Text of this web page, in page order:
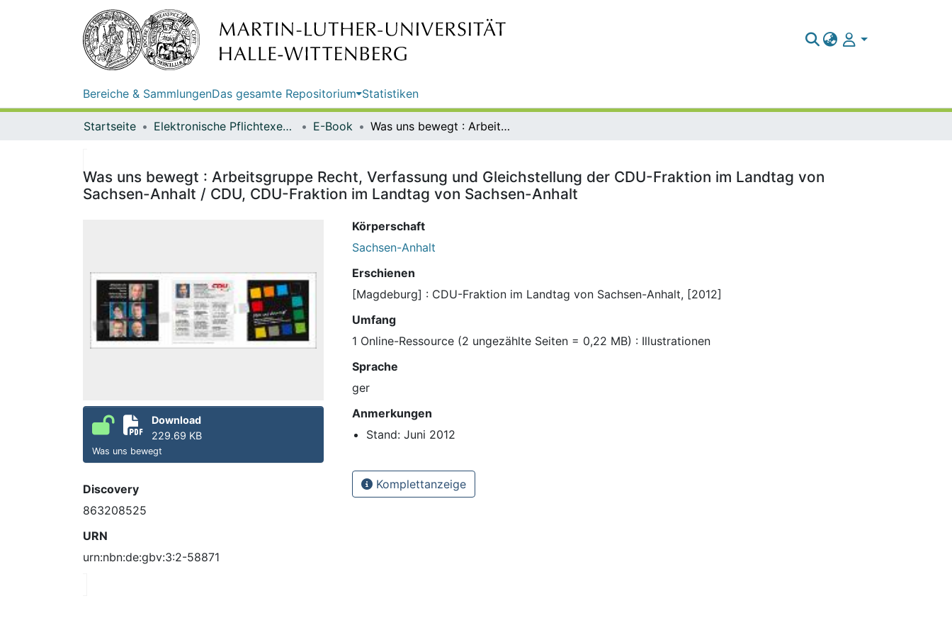
Bereiche & SammlungenDas gesamte Repositorium Statistiken
Startseite Elektronische Pflichtexemplare E-Book Was uns bewegt : Arbeitsgruppe Recht, Verfassung und Gleichstellung der CDU-Fraktion im Landtag von Sachsen-Anhalt / CDU, CDU-Fraktion im Landtag von Sachsen-Anhalt
Was uns bewegt : Arbeitsgruppe Recht, Verfassung und Gleichstellung der CDU-Fraktion im Landtag von
Sachsen-Anhalt / CDU, CDU-Fraktion im Landtag von Sachsen-Anhalt
Download
229.69 KB
Was uns bewegt
Discovery
863208525
URN
urn:nbn:de:gbv:3:2-58871
Körperschaft
Sachsen-Anhalt
Erschienen
[Magdeburg] : CDU-Fraktion im Landtag von Sachsen-Anhalt, [2012]
Umfang
1 Online-Ressource (2 ungezählte Seiten = 0,22 MB) : Illustrationen
Sprache
ger
Anmerkungen
Stand: Juni 2012
Komplettanzeige